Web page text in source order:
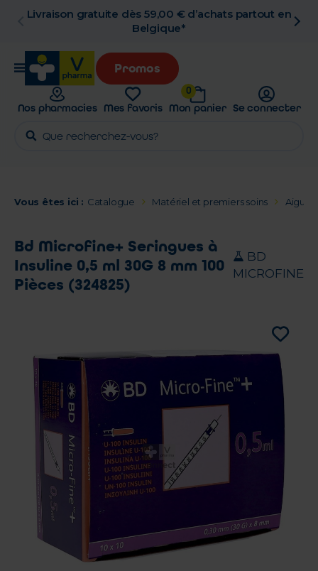
Livraison gratuite dès 59,00 € d’achats partout en
Belgique*
Promos
Nos pharmacies Mes favoris
0
Mon panier Se connecter
Vous êtes ici : Catalogue Matériel et premiers soins
Bd Microfine+ Seringues à
Insuline 0,5 ml 30G 8 mm 100
Pièces (324825)
BD
MICROFINE